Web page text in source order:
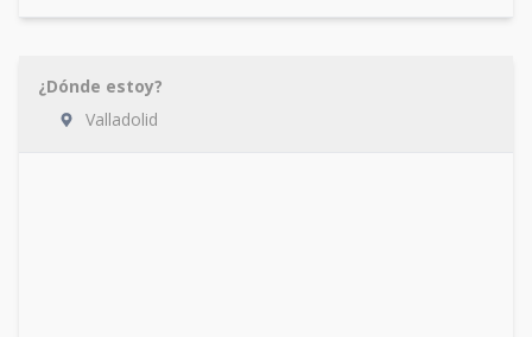
¿Dónde estoy?
Valladolid